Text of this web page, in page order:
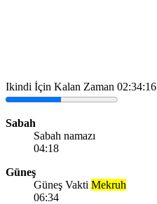
Ikindi İçin Kalan Zaman 02:34:16
Sabah
Sabah namazı
04:18
Güneş
Güneş Vakti Mekruh
06:34